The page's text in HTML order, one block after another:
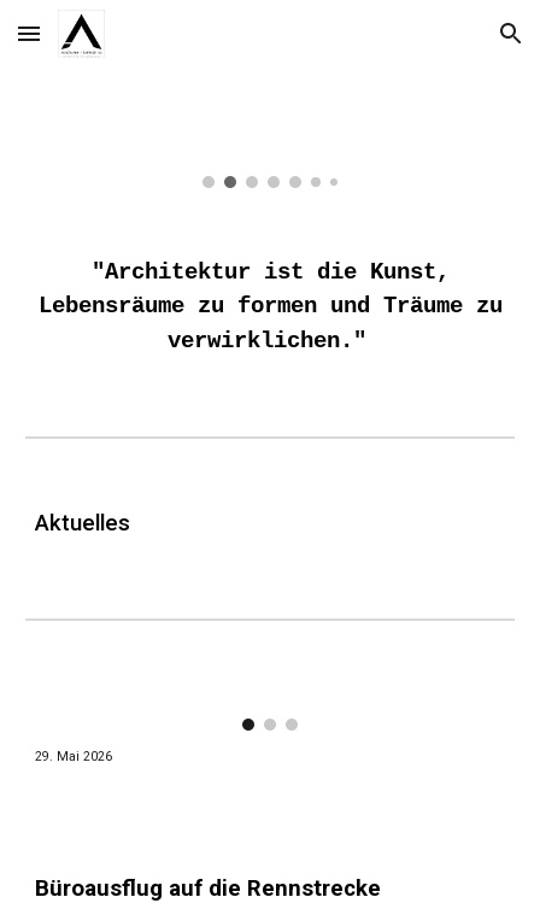
Skip to main content Skip to navigation
"Architektur ist die Kunst,
Lebensräume zu formen und Träume zu
verwirklichen."
Aktuelles
29. Mai 2026
Büroausflug auf die Rennstrecke